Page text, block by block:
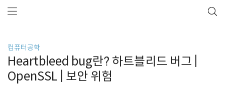
컴퓨터공학
Heartbleed bug란? 하트블리드 버그 |
OpenSSL | 보안 위험